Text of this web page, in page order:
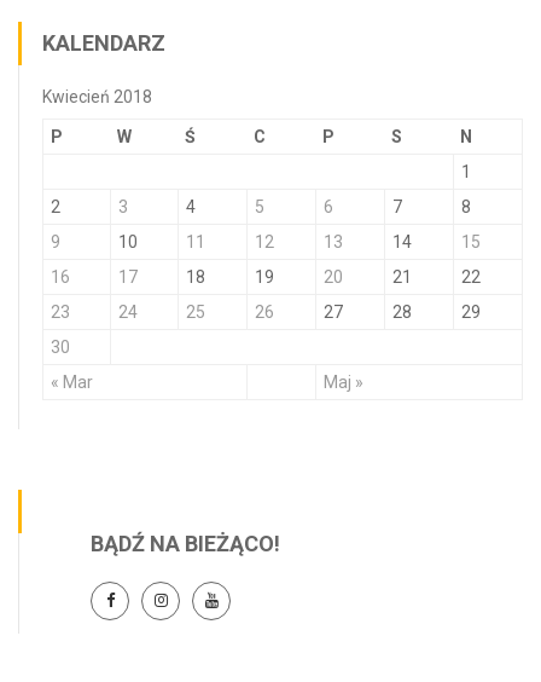
KALENDARZ
Kwiecień 2018
P W Ś C P S N
« Mar Maj »
1
2
3 4 5 6 7
8
9
10 11 12 13 14
15
16
17 18 19 20 21
22
23
24 25 26 27 28
29
30
BĄDŹ NA BIEŻĄCO!